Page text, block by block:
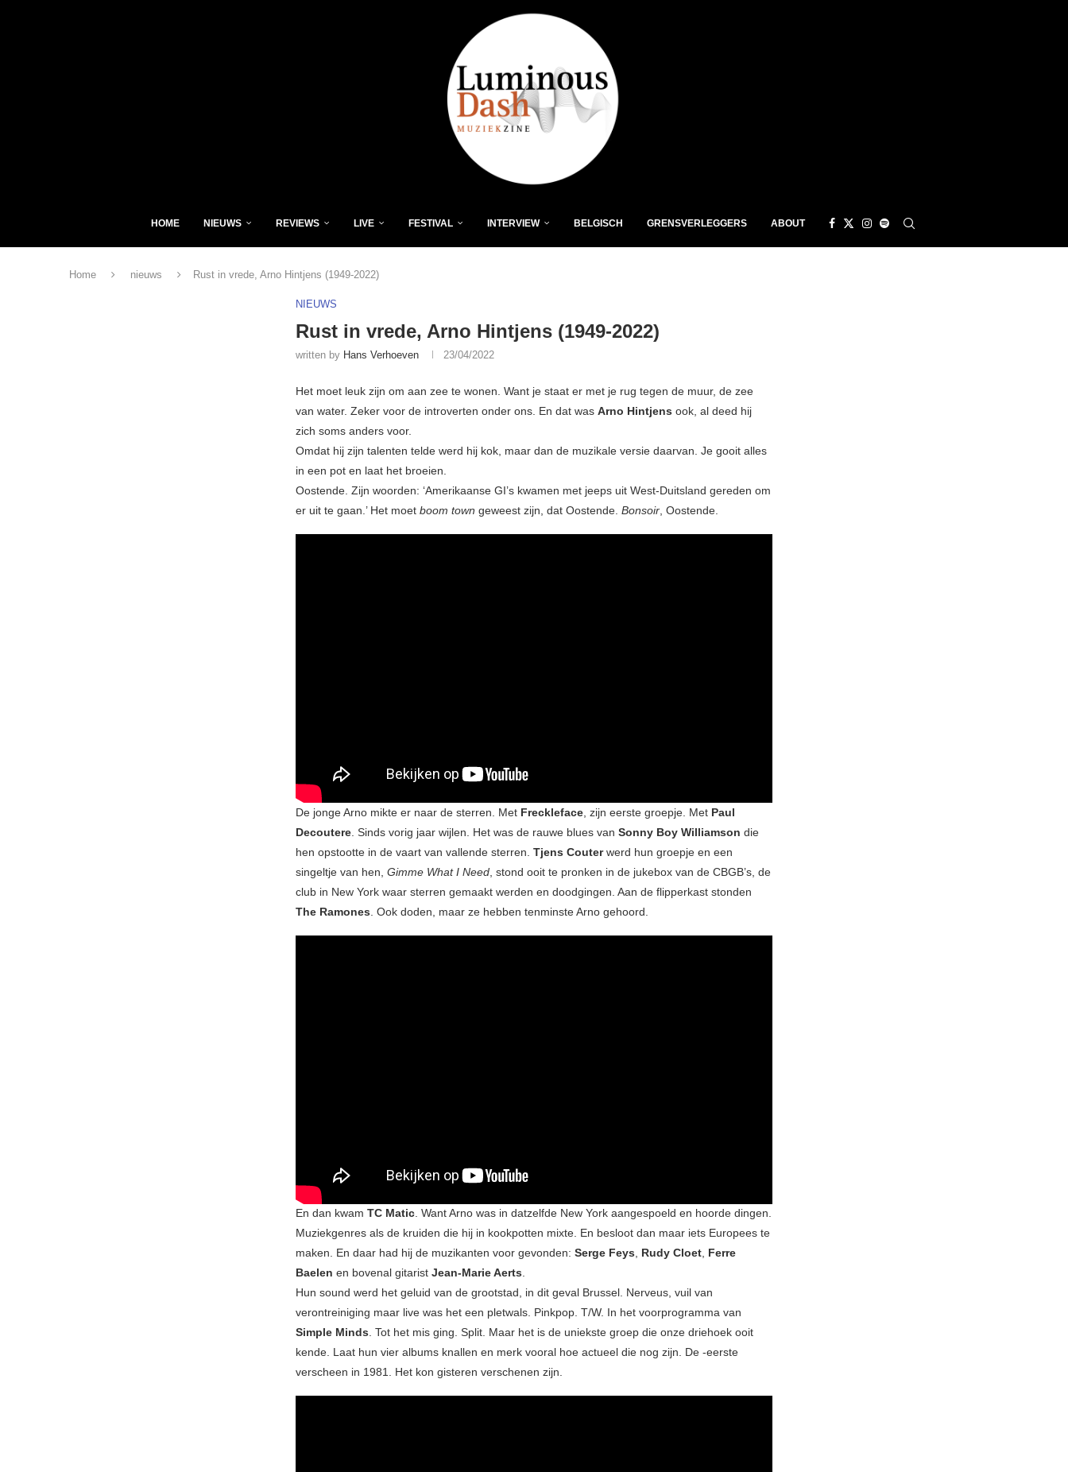
HOME NIEUWS REVIEWS LIVE FESTIVAL INTERVIEW BELGISCH GRENSVERLEGGERS ABOUT
Home nieuws Rust in vrede, Arno Hintjens (1949-2022)
NIEUWS
Rust in vrede, Arno Hintjens (1949-2022)
written by Hans Verhoeven 23/04/2022
Het moet leuk zijn om aan zee te wonen. Want je staat er met je rug tegen de muur, de zee
van water. Zeker voor de introverten onder ons. En dat was Arno Hintjens ook, al deed hij
zich soms anders voor.
Omdat hij zijn talenten telde werd hij kok, maar dan de muzikale versie daarvan. Je gooit alles
in een pot en laat het broeien.
Oostende. Zijn woorden: ‘Amerikaanse GI’s kwamen met jeeps uit West-Duitsland gereden om
er uit te gaan.’ Het moet boom town geweest zijn, dat Oostende. Bonsoir, Oostende.
De jonge Arno mikte er naar de sterren. Met Freckleface , zijn eerste groepje. Met Paul
Decoutere . Sinds vorig jaar wijlen. Het was de rauwe blues van Sonny Boy Williamson die
hen opstootte in de vaart van vallende sterren. Tjens Couterwerd hun groepje en een
singeltje van hen, Gimme What I Need , stond ooit te pronken in de jukebox van de CBGB’s, de
club in New York waar sterren gemaakt werden en doodgingen. Aan de flipperkast stonden
The Ramones . Ook doden, maar ze hebben tenminste Arno gehoord.
En dan kwam TC Matic. Want Arno was in datzelfde New York aangespoeld en hoorde dingen.
Muziekgenres als de kruiden die hij in kookpotten mixte. En besloot dan maar iets Europees te
maken. En daar had hij de muzikanten voor gevonden: Serge Feys, Rudy Cloet, Ferre
Baelen en bovenal gitarist Jean-Marie Aerts.
Hun sound werd het geluid van de grootstad, in dit geval Brussel. Nerveus, vuil van
verontreiniging maar live was het een pletwals. Pinkpop. T/W. In het voorprogramma van
Simple Minds. Tot het mis ging. Split. Maar het is de uniekste groep die onze driehoek ooit
kende. Laat hun vier albums knallen en merk vooral hoe actueel die nog zijn. De -eerste
verscheen in 1981. Het kon gisteren verschenen zijn.